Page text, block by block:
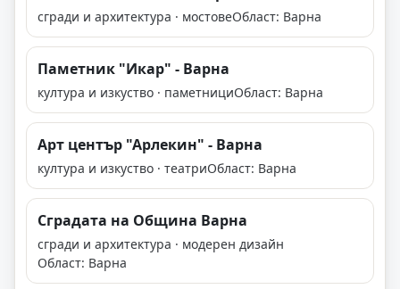
сгради и архитектура · мостовеОбласт: Варна
Паметник "Икар" - Варна
култура и изкуство · паметнициОбласт: Варна
Арт център "Арлекин" - Варна
култура и изкуство · театриОбласт: Варна
Сградата на Община Варна
сгради и архитектура · модерен дизайн
Област: Варна